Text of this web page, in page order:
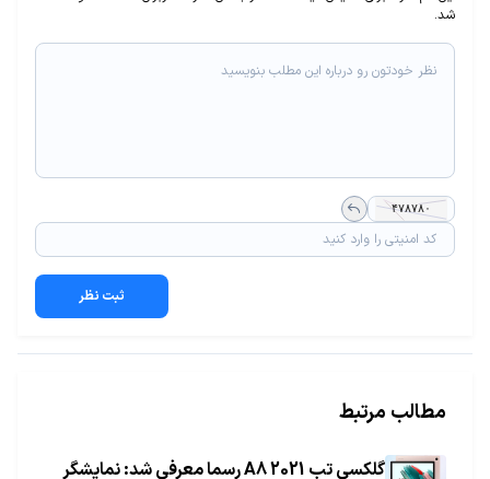
شد.
ثبت نظر
مطالب مرتبط
گلکسی تب A8 2021 رسما معرفی شد: نمایشگر